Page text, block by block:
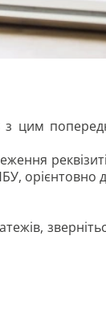
з цим
орієнтовно